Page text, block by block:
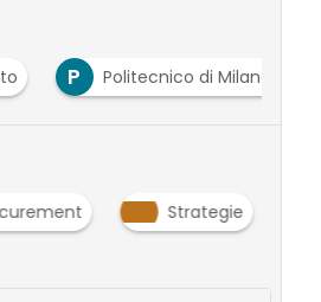
P Politecnico di Milano
Strategie